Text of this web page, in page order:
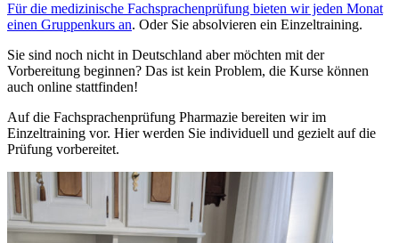
Für die medizinische Fachsprachenprüfung bieten wir jeden Monat
einen Gruppenkurs an. Oder Sie absolvieren ein Einzeltraining.
Sie sind noch nicht in Deutschland aber möchten mit der
Vorbereitung beginnen? Das ist kein Problem, die Kurse können
auch online stattfinden!
Auf die Fachsprachenprüfung Pharmazie bereiten wir im
Einzeltraining vor. Hier werden Sie individuell und gezielt auf die
Prüfung vorbereitet.